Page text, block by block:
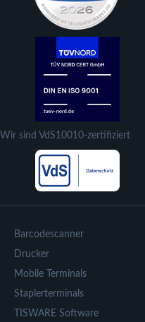
Wir sind VdS10010-zertifiziert
Barcodescanner
Drucker
Mobile Terminals
Staplerterminals
TISWARE Software